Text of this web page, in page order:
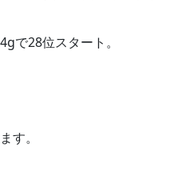
で28位スタート。
す。